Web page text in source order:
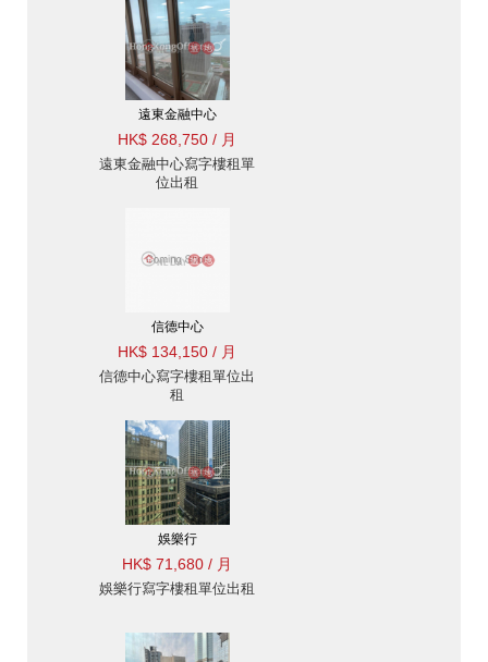
遠東金融中心
HK$ 268,750 / 月
遠東金融中心寫字樓租單
位出租
信德中心
HK$ 134,150 / 月
信德中心寫字樓租單位出
租
娛樂行
HK$ 71,680 / 月
娛樂行寫字樓租單位出租